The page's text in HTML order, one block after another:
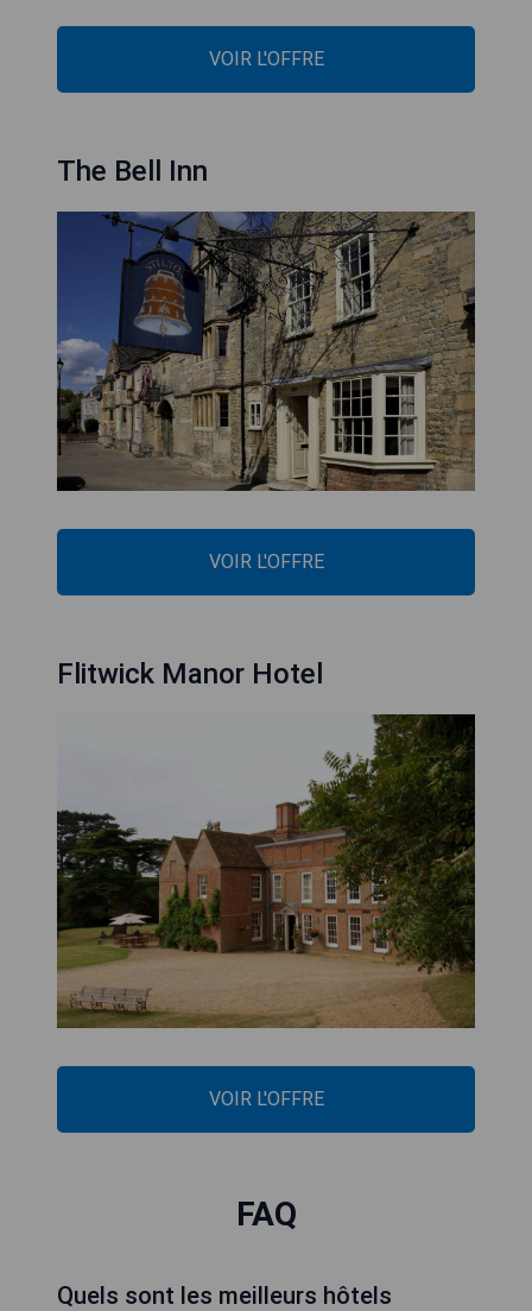
VOIR L'OFFRE
The Bell Inn
VOIR L'OFFRE
Flitwick Manor Hotel
VOIR L'OFFRE
FAQ
Quels sont les meilleurs hôtels